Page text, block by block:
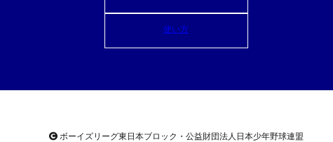
使い方
ボーイズリーグ東日本ブロック・公益財団法人 日本少年野球連盟